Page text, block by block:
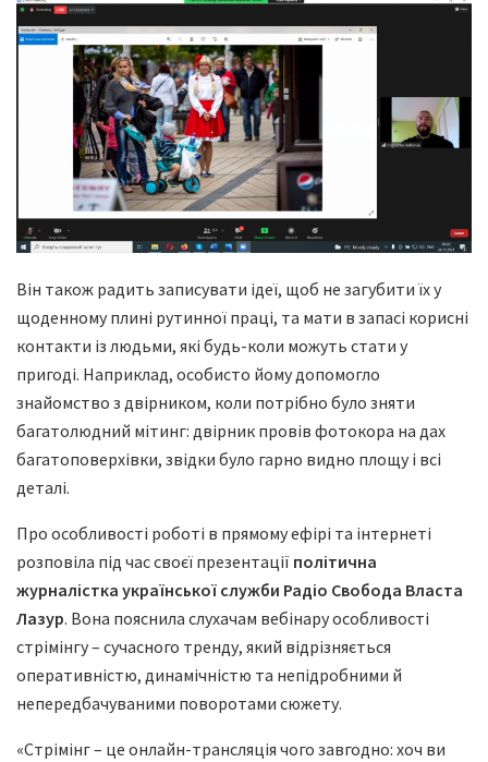
Він також радить записувати ідеї, щоб не загубити їх у
щоденному плині рутинної праці, та мати в запасі корисні
контакти із людьми, які будь-коли можуть стати у
пригоді. Наприклад, особисто йому допомогло
знайомство з двірником, коли потрібно було зняти
багатолюдний мітинг: двірник провів фотокора на дах
багатоповерхівки, звідки було гарно видно площу і всі
деталі.
Про особливості роботі в прямому ефірі та інтернеті
розповіла під час своєї презентації політична
журналістка української служби Радіо Свобода Власта
Лазур. Вона пояснила слухачам вебінару особливості
стрімінгу – сучасного тренду, який відрізняється
оперативністю, динамічністю та непідробними й
непередбачуваними поворотами сюжету.
«Стрімінг – це онлайн-трансляція чого завгодно: хоч ви